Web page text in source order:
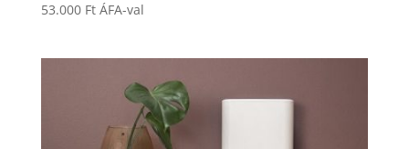
53.000 Ft ÁFA-val